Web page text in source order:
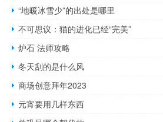
“地暖冰雪少”的出处是哪里
不可思议：猫的进化已经“完美”
炉石 法师攻略
冬天刮的是什么风
商场创意拜年2023
元宵要用几样东西